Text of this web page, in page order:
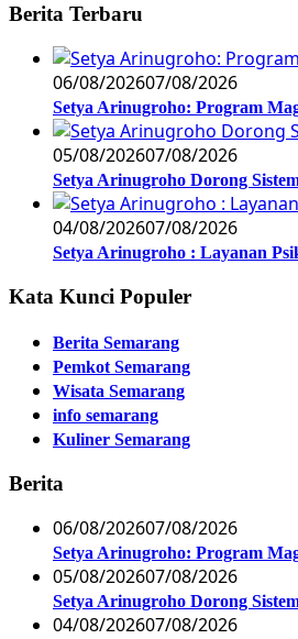
Berita Terbaru
06/08/202607/08/2026
Setya Arinugroho: Program
05/08/202607/08/2026
Setya Arinugroho Dorong
04/08/202607/08/2026
Setya Arinugroho : Layanan
Kata Kunci Populer
Berita Semarang
Pemkot Semarang
Wisata Semarang
info semarang
Kuliner Semarang
Berita
06/08/202607/08/2026
Setya Arinugroho: Program
05/08/202607/08/2026
Setya Arinugroho Dorong
04/08/202607/08/2026